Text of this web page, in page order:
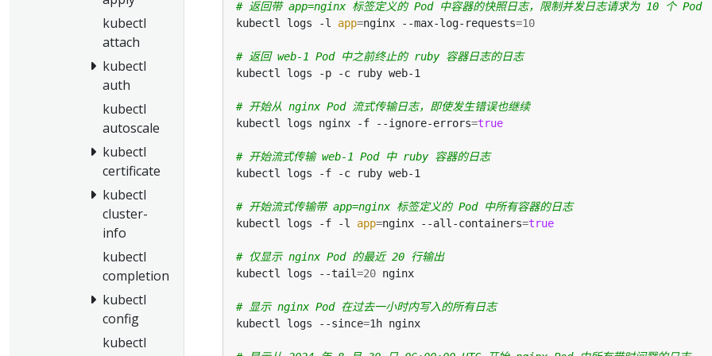
kubectl
attach
kubectl
auth
kubectl
autoscale
kubectl
certificate
kubectl
cluster-
info
kubectl
completion
kubectl
config
kubectl
# 返回带 app=nginx 标签定义的 Pod 中容器的快照日志，限制并发日志请求为 10 个 Pod
kubectl logs -l app=nginx --max-log-requests=10
# 返回 web-1 Pod 中之前终止的 ruby 容器日志的日志
# 开始从 nginx Pod 流式传输日志，即使发生错误也继续
kubectl logs nginx -f --ignore-errors=true
# 开始流式传输 web-1 Pod 中 ruby 容器的日志
# 开始流式传输带 app=nginx 标签定义的 Pod 中所有容器的日志
kubectl logs -f -l app=nginx --all-containers=true
# 仅显示 nginx Pod 的最近 20 行输出
kubectl logs --tail=20
# 显示 nginx Pod 在过去一小时内写入的所有日志
kubectl logs --since=